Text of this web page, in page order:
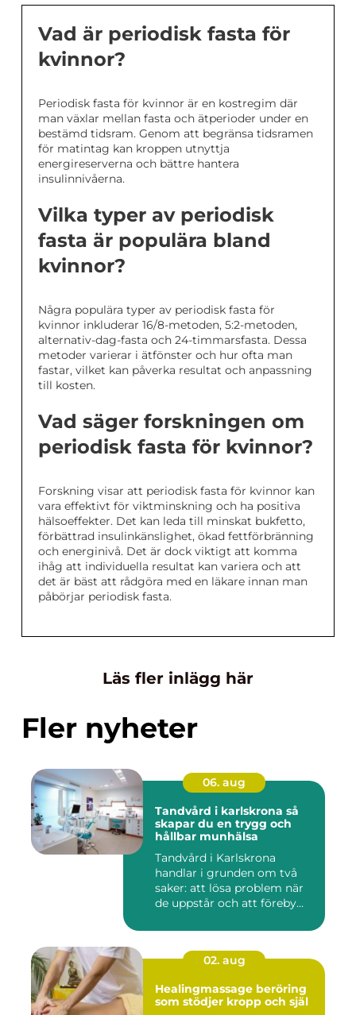
Vad är periodisk fasta för
kvinnor?
Periodisk fasta för kvinnor är en kostregim där
man växlar mellan fasta och ätperioder under en
bestämd tidsram. Genom att begränsa tidsramen
för matintag kan kroppen utnyttja
energireserverna och bättre hantera
insulinnivåerna.
Vilka typer av periodisk
fasta är populära bland
kvinnor?
Några populära typer av periodisk fasta för
kvinnor inkluderar 16/8-metoden, 5:2-metoden,
alternativ-dag-fasta och 24-timmarsfasta. Dessa
metoder varierar i ätfönster och hur ofta man
fastar, vilket kan påverka resultat och anpassning
till kosten.
Vad säger forskningen om
periodisk fasta för kvinnor?
Forskning visar att periodisk fasta för kvinnor kan
vara effektivt för viktminskning och ha positiva
hälsoeffekter. Det kan leda till minskat bukfetto,
förbättrad insulinkänslighet, ökad fettförbränning
och energinivå. Det är dock viktigt att komma
ihåg att individuella resultat kan variera och att
det är bäst att rådgöra med en läkare innan man
påbörjar periodisk fasta.
Läs fler inlägg här
Fler nyheter
06. aug
Tandvård i karlskrona så
skapar du en trygg och
hållbar munhälsa
Tandvård i Karlskrona
handlar i grunden om två
saker: att lösa problem när
de uppstår och att föreby...
02. aug
Healingmassage beröring
som stödjer kropp och själ